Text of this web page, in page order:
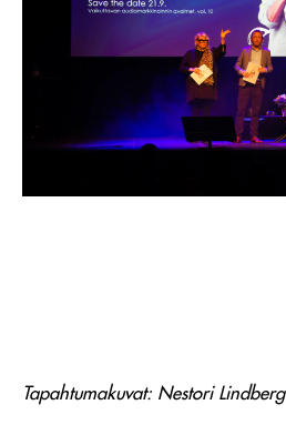
Tapahtumakuvat: Nestori Lindberg